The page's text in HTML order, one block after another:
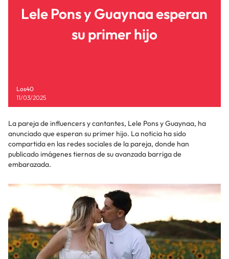
Lele Pons y Guaynaa esperan
su primer hijo
Los40
11/03/2025
La pareja de influencers y cantantes, Lele Pons y Guaynaa, ha
anunciado que esperan su primer hijo. La noticia ha sido
compartida en las redes sociales de la pareja, donde han
publicado imágenes tiernas de su avanzada barriga de
embarazada.